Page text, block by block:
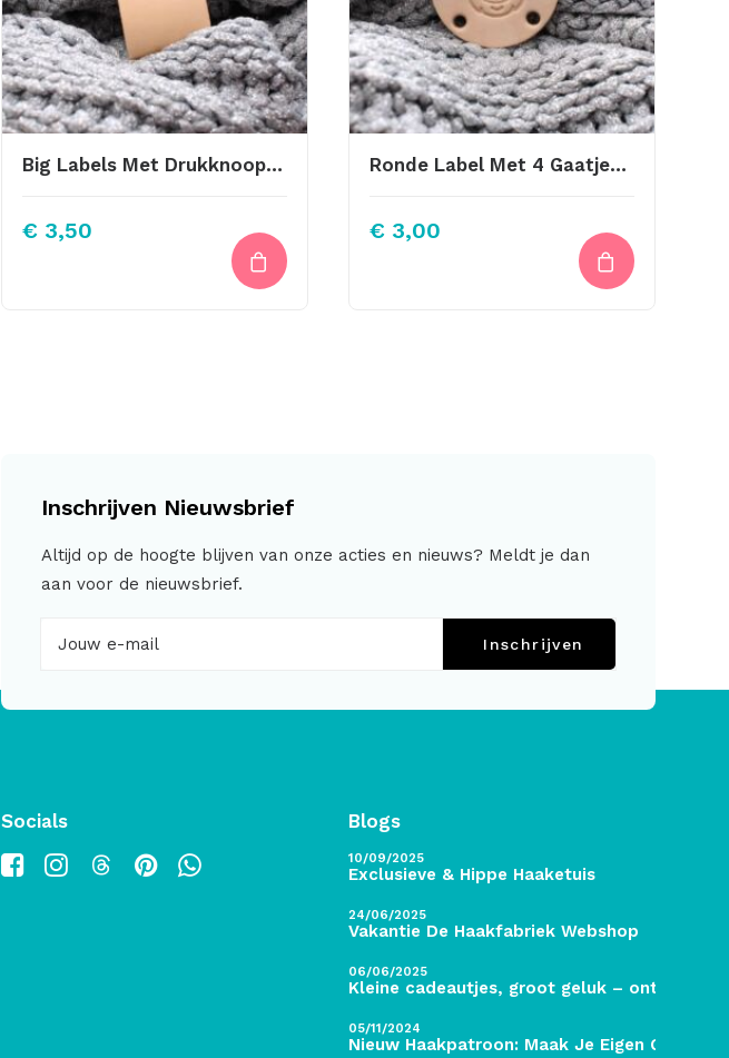
Big Labels Met Drukknoop 10x3cm Peach
€ 3,50
Ronde Label Met 4 Gaatjes 45mm Kerstman4
€ 3,00
Inschrijven Nieuwsbrief
Altijd op de hoogte blijven van onze acties en nieuws? Meldt je dan
aan voor de nieuwsbrief.
Inschrijven
Socials Blogs
10/09/2025
Exclusieve & Hippe Haaketuis
24/06/2025
Vakantie De Haakfabriek Webshop
06/06/2025
Kleine cadeautjes, groot geluk – ontdek de
05/11/2024
Nieuw Haakpatroon: Maak Je Eigen Gave